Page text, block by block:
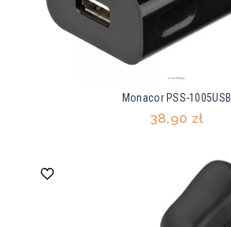
Monacor PSS-1005USB
38,90 zł